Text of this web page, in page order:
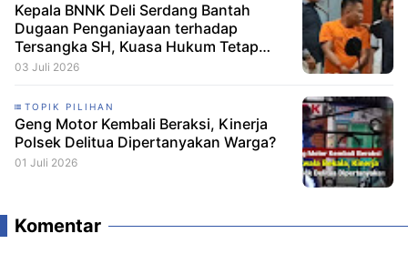
Kepala BNNK Deli Serdang Bantah
Dugaan Penganiayaan terhadap
Tersangka SH, Kuasa Hukum Tetap
Minta CCTV Dibuka
03 Juli 2026
TOPIK PILIHAN
Geng Motor Kembali Beraksi, Kinerja
Polsek Delitua Dipertanyakan Warga?
01 Juli 2026
Komentar